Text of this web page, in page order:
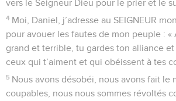
vers le Seigneur Dieu pour le prier et le
4 Moi, Daniel, j’adresse au SEIGNEUR
pour avouer les fautes de mon peuple : «
grand et terrible, tu gardes ton alliance
ceux qui t’aiment et qui obéissent à tes
5 Nous avons désobéi, nous avons fait le
coupables, nous nous sommes révoltés